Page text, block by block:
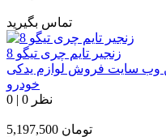
تماس بگیرید
زنجیر تایم چری تیگو 8
وب سایت فروش لوازم یدکی
خودرو
0 | 0 نظر
5,197,500 تومان